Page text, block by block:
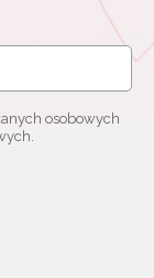
osobowych